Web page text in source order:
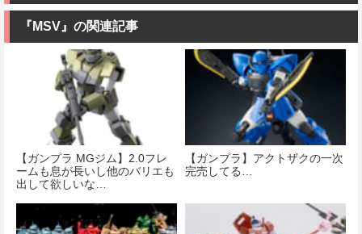
『MSV』の関連記事
【ガンプラ MGジム】2.0フレ
ームも息が長いし他のバリエも
出して欲しいな…
【ガンプラ】アクトザクの一次
完売してる…